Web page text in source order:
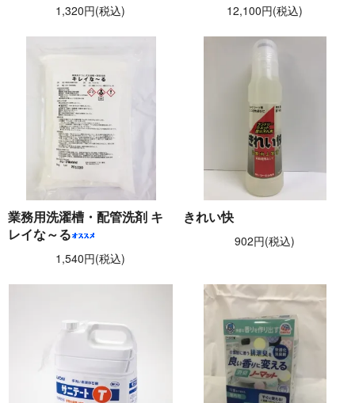
1,320円(税込) 12,100円(税込)
業務用洗濯槽・配管洗剤 キ
レイな～る
1,540円(税込)
きれい快
902円(税込)